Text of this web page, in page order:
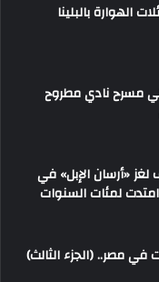
الهوارة بالبلينا
مسرح نادي مطروح
«أرسان الإبل» في
لمئات السنوات
في مصر.. (الجزء الثالث)